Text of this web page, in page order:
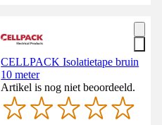
CELLPACK Isolatietape bruin
10 meter
Artikel is nog niet beoordeeld.